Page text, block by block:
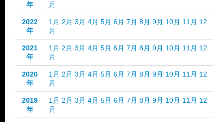
年
月
2022
年
1月 2月 3月 4月 5月 6月 7月 8月 9月 10月 11月 12
月
2021
年
1月 2月 3月 4月 5月 6月 7月 8月 9月 10月 11月 12
月
2020
年
1月 2月 3月 4月 5月 6月 7月 8月 9月 10月 11月 12
月
2019
年
1月 2月 3月 4月 5月 6月 7月 8月 9月 10月 11月 12
月